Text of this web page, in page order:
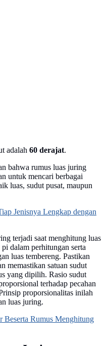
adalah 60 derajat.
bahwa rumus luas juring
untuk mencari berbagai
luas, sudut pusat, maupun
Jenisnya Lengkap dengan
terjadi saat menghitung luas
dalam perhitungan serta
luas tembereng. Pastikan
memastikan satuan sudut
yang dipilih. Rasio sudut
terhadap pecahan
proporsionalitas inilah
luas juring.
Beserta Rumus Menghitung